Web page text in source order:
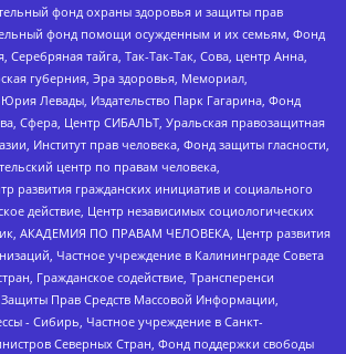
фонд охраны здоровья и защиты прав
фонд помощи осужденным и их семьям, Фонд
Серебряная тайга, Так-Так-Так, Сова, центр Анна,
губерния, Эра здоровья, Мемориал,
Левады, Издательство Парк Гагарина, Фонд
Сфера, Центр СИБАЛЬТ, Уральская правозащитная
Институт прав человека, Фонд защиты гласности,
центр по правам человека,
развития гражданских инициатив и социального
действие, Центр независимых социологических
АКАДЕМИЯ ПО ПРАВАМ ЧЕЛОВЕКА, Центр развития
Частное учреждение в Калининграде Совета
Гражданское содействие, Трансперенси
Прав Средств Массовой Информации,
- Сибирь, Частное учреждение в Санкт-
Северных Стран, Фонд поддержки свободы